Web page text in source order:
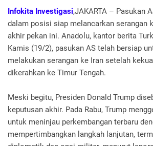
Infokita Investigasi,JAKARTA – Pasukan
dalam posisi siap melancarkan serangan
akhir pekan ini. Anadolu, kantor berita
Kamis (19/2), pasukan AS telah bersiap
melakukan serangan ke Iran setelah
dikerahkan ke Timur Tengah.
Meski begitu, Presiden Donald Trump
keputusan akhir. Pada Rabu, Trump
untuk meninjau perkembangan terbaru
mempertimbangkan langkah lanjutan,